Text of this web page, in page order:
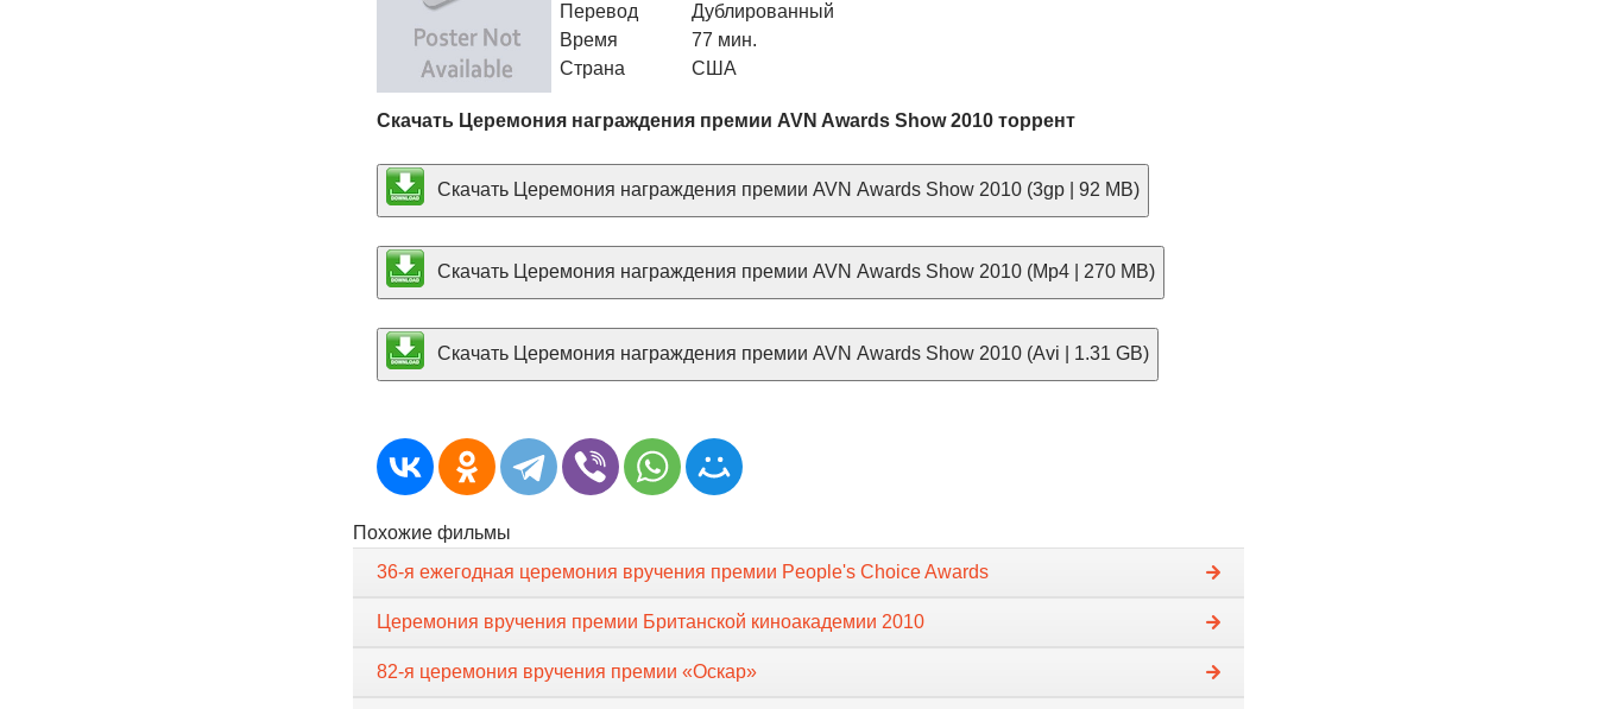
Перевод
Дублированный
Время
77 мин.
Страна
США
Скачать Церемония награждения премии AVN Awards Show 2010 торрент
Скачать Церемония награждения премии AVN Awards Show 2010 (3gp | 92 MB)
Скачать Церемония награждения премии AVN Awards Show 2010 (Mp4 | 270 MB)
Скачать Церемония награждения премии AVN Awards Show 2010 (Avi | 1.31 GB)
Похожие фильмы
36-я ежегодная церемония вручения премии People's Choice Awards
Церемония вручения премии Британской киноакадемии 2010
82-я церемония вручения премии «Оскар»